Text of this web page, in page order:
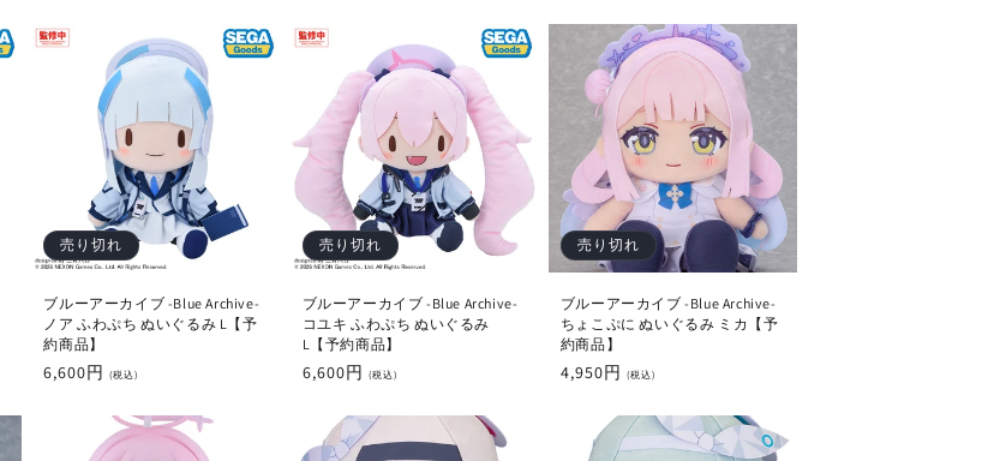
価
価
売り切れ
ブルーアーカイブ -Blue Archive-
ノア ふわぷち ぬいぐるみ L【予
約商品】
通
6,600円(税込)
売り切れ
ブルーアーカイブ -Blue Archive-
コユキ ふわぷち ぬいぐるみ
L【予約商品】
通
格
6,600円 (税込)
売り切れ
ブルーアーカイブ -Blue Archive-
ちょこぷに ぬいぐるみ ミカ【予
約商品】
通
4,950円 (税込)